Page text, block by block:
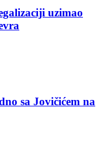
uzimao
sa Jovičićem na